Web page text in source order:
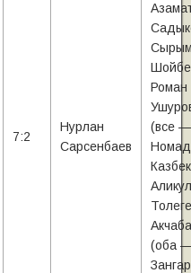
7:2
Нурлан
Сарсенбаев
Роман
(все —
Казбек
(оба